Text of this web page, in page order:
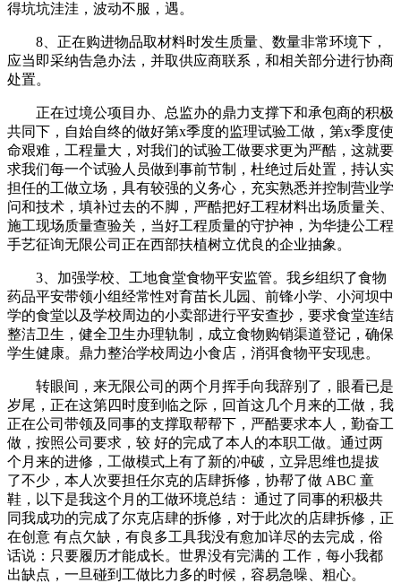
得坑坑洼洼，波动不服，遇。
8、正在购进物品取材料时发生质量、数量非常环境下，
应当即采纳告急办法，并取供应商联系，和相关部分进行协商
处置。
正在过境公项目办、总监办的鼎力支撑下和承包商的积极
共同下，自始自终的做好第x季度的监理试验工做，第x季度使
命艰难，工程量大，对我们的试验工做要求更为严酷，这就要
求我们每一个试验人员做到事前节制，杜绝过后处置，持认实
担任的工做立场，具有较强的义务心，充实熟悉并控制营业学
问和技术，填补过去的不脚，严酷把好工程材料出场质量关、
施工现场质量查验关，当好工程质量的守护神，为华捷公工程
手艺征询无限公司正在西部扶植树立优良的企业抽象。
3、加强学校、工地食堂食物平安监管。我乡组织了食物
药品平安带领小组经常性对育苗长儿园、前锋小学、小河坝中
学的食堂以及学校周边的小卖部进行平安查抄，要求食堂连结
整洁卫生，健全卫生办理轨制，成立食物购销渠道登记，确保
学生健康。鼎力整治学校周边小食店，消弭食物平安现患。
转眼间，来无限公司的两个月挥手向我辞别了，眼看已是
岁尾，正在这第四时度到临之际，回首这几个月来的工做，我
正在公司带领及同事的支撑取帮帮下，严酷要求本人，勤奋工
做，按照公司要求，较 好的完成了本人的本职工做。通过两
个月来的进修，工做模式上有了新的冲破，立异思维也提拔
了不少，本人次要担任尔克的店肆拆修，协帮了做 ABC 童
鞋，以下是我这个月的工做环境总结： 通过了同事的积极共
同我成功的完成了尔克店肆的拆修，对于此次的店肆拆修，正
在创意 有点欠缺，有良多工具我没有愈加详尽的去完成，俗
话说：只要履历才能成长。世界没有完满的 工作，每小我都
出缺点，一旦碰到工做比力多的时候，容易急噪、粗心。